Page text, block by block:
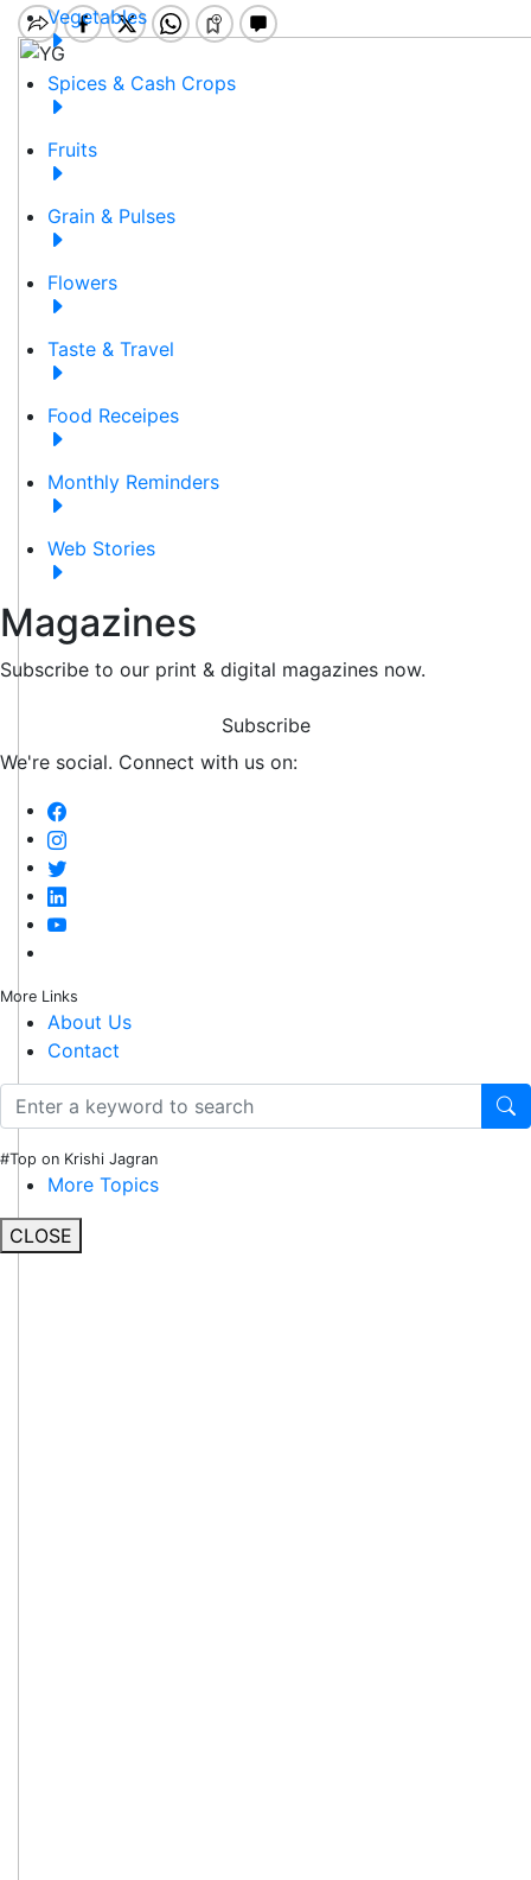
Vegetables
Spices & Cash Crops
Fruits
Grain & Pulses
Flowers
Taste & Travel
Food Receipes
Monthly Reminders
Web Stories
Magazines
Subscribe to our print & digital magazines now.
Subscribe
We're social. Connect with us on:
More Links
About Us
Contact
#Top on Krishi Jagran
More Topics
CLOSE